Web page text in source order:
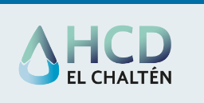
MAIN NAVIGATION